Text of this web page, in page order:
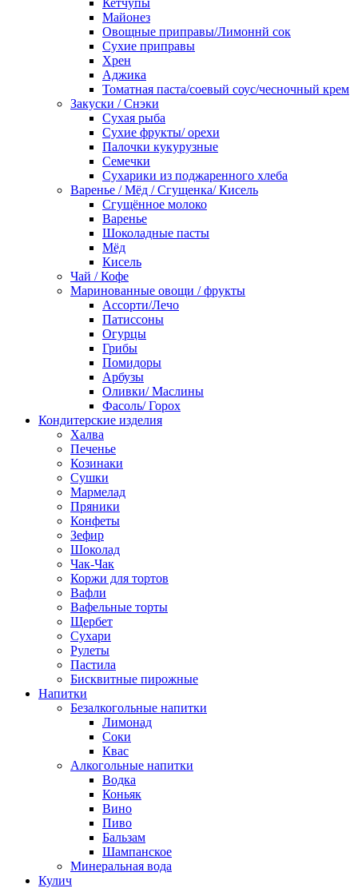
Кетчупы
Майонез
Овощные приправы/Лимоннй сок
Сухие приправы
Хрен
Аджика
Томатная паста/соевый соус/чесночный крем
Закуски / Снэки
Сухая рыба
Сухие фрукты/ орехи
Палочки кукурузные
Семечки
Сухарики из поджаренного хлеба
Варенье / Мёд / Сгущенка/ Кисель
Сгущённое молоко
Варенье
Шоколадные пасты
Мёд
Кисель
Чай / Кофе
Маринованные овощи / фрукты
Ассорти/Лечо
Патиссоны
Огурцы
Грибы
Помидоры
Арбузы
Оливки/ Маслины
Фасоль/ Горох
Кондитерские изделия
Халва
Печенье
Козинаки
Сушки
Мармелад
Пряники
Конфеты
Зефир
Шоколад
Чак-Чак
Коржи для тортов
Вафли
Вафельные торты
Щербет
Сухари
Рулеты
Пастила
Бисквитные пирожные
Напитки
Безалкогольные напитки
Лимонад
Соки
Квас
Алкогольные напитки
Водка
Коньяк
Вино
Пиво
Бальзам
Шампанское
Минеральная вода
Кулич